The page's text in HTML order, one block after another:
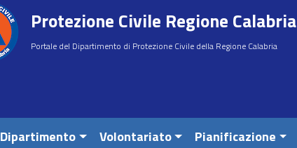
Protezione Civile Regione Calabria
Portale del Dipartimento di Protezione Civile della Regione Calabria
Dipartimento Volontariato Pianificazione